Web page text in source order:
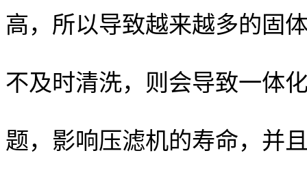
高，所以导致越来越多的固
不及时清洗，则会导致一体
题，影响压滤机的寿命，并